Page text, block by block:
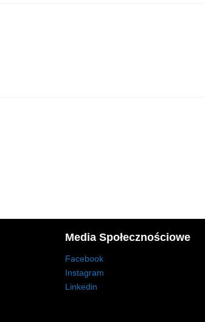
Media Społecznościowe
Facebook
Instagram
Linkedin